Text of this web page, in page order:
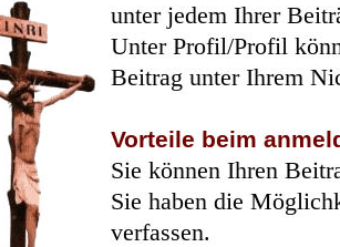
unter jedem Ihrer
Unter Profil/Profil
Beitrag unter Ihrem
Vorteile beim
Sie können Ihren
Sie haben die
verfassen.